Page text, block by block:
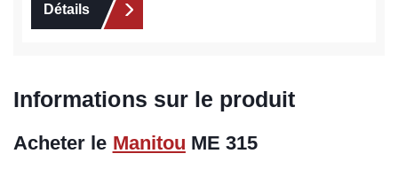
Détails
Informations sur le produit
Acheter le Manitou ME 315